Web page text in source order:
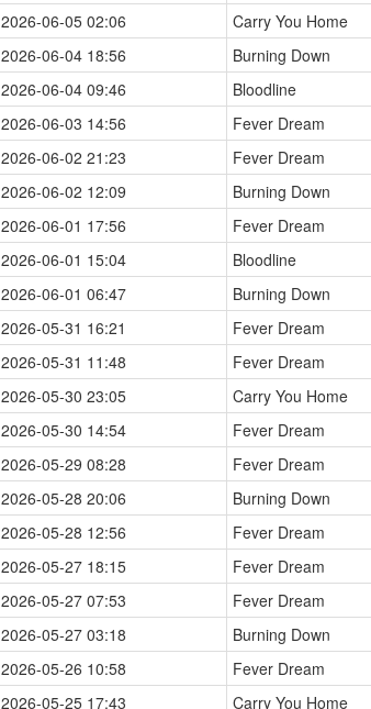
2026-06-05 02:06
Carry You Home
2026-06-04 18:56
Burning Down
2026-06-04 09:46
Bloodline
2026-06-03 14:56
Fever Dream
2026-06-02 21:23
Fever Dream
2026-06-02 12:09
Burning Down
2026-06-01 17:56
Fever Dream
2026-06-01 15:04
Bloodline
2026-06-01 06:47
Burning Down
2026-05-31 16:21
Fever Dream
2026-05-31 11:48
Fever Dream
2026-05-30 23:05
Carry You Home
2026-05-30 14:54
Fever Dream
2026-05-29 08:28
Fever Dream
2026-05-28 20:06
Burning Down
2026-05-28 12:56
Fever Dream
2026-05-27 18:15
Fever Dream
2026-05-27 07:53
Fever Dream
2026-05-27 03:18
Burning Down
2026-05-26 10:58
Fever Dream
2026-05-25 17:43
Carry You Home